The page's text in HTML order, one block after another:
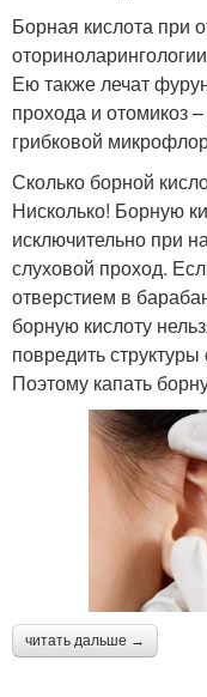
Борная кислота при
Ею также лечат
прохода и отомикоз
грибковой
Сколько борной
Нисколько! Борную
исключительно при
слуховой проход.
отверстием в
борную кислоту
повредить
Поэтому капать
читать дальше →